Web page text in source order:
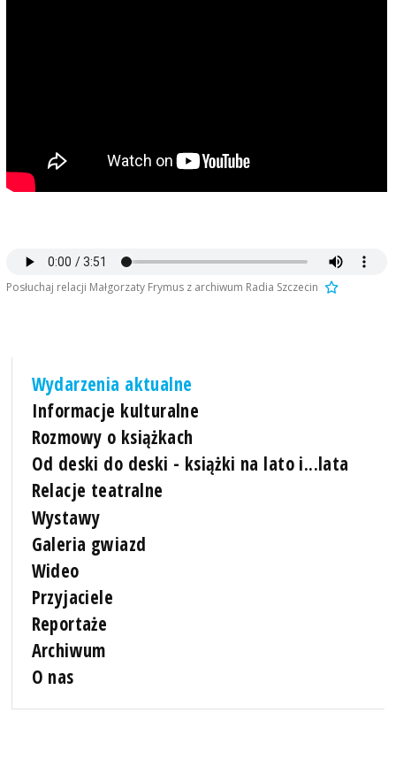
Posłuchaj relacji Małgorzaty Frymus z archiwum Radia Szczecin
Wydarzenia aktualne
Informacje kulturalne
Rozmowy o książkach
Od deski do deski - książki na lato i...lata
Relacje teatralne
Wystawy
Galeria gwiazd
Wideo
Przyjaciele
Reportaże
Archiwum
O nas